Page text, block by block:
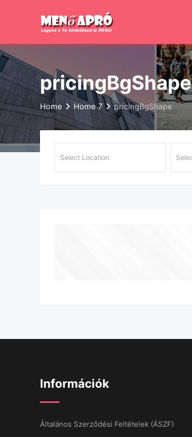
pricingBgShape
Home Home 7 pricingBgShape
Információk
Általános Szerződési Feltételek (ÁSZF)